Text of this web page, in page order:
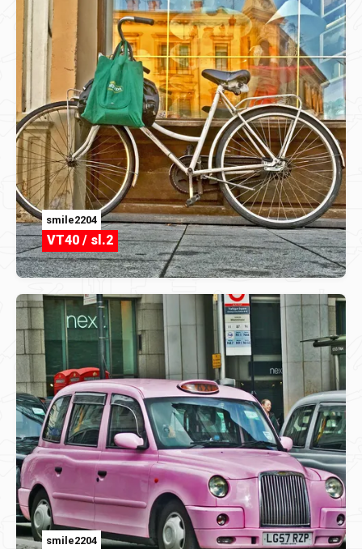
smile2204
VT40 / sl.2
smile2204